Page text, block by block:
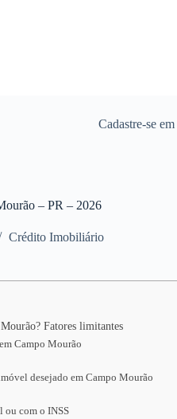
Cadastre-se em
– PR – 2026
Crédito Imobiliário
Fatores limitantes
Campo Mourão
desejado em Campo Mourão
ou com o INSS